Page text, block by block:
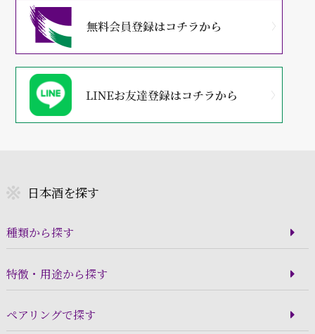
日本酒を探す
種類から探す
特徴・用途から探す
ペアリングで探す